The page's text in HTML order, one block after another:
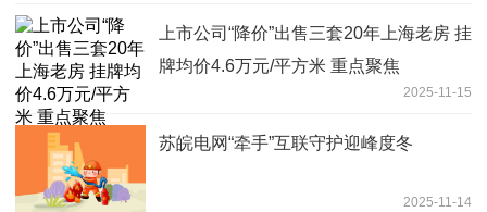
上市公司“降价”出售三套20年上海老房 挂
牌均价4.6万元/平方米 重点聚焦
2025-11-15
苏皖电网“牵手”互联守护迎峰度冬
2025-11-14